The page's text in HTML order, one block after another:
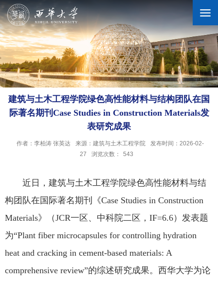
学校概况
机构设置
招生就业
合作交流
人才招聘
建筑与土木工程学院绿色高性能材料与结构团队在国
际著名期刊Case Studies in Construction Materials发
表研究成果
作者：李柏涛 张英达 来源：建筑与土木工程学院
发布时间：2026-02-
27
浏览次数： 543
近日，建筑与土木工程学院绿色高性能材料与结
构团队在国际著名期刊《Case Studies in Construction
Materials》（JCR一区、中科院二区，IF=6.6）发表题
为“Plant fiber microcapsules for controlling hydration
heat and cracking in cement-based materials: A
comprehensive review”的综述研究成果。西华大学为论